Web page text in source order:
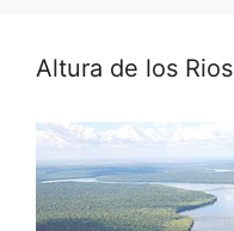
Altura de los Rios